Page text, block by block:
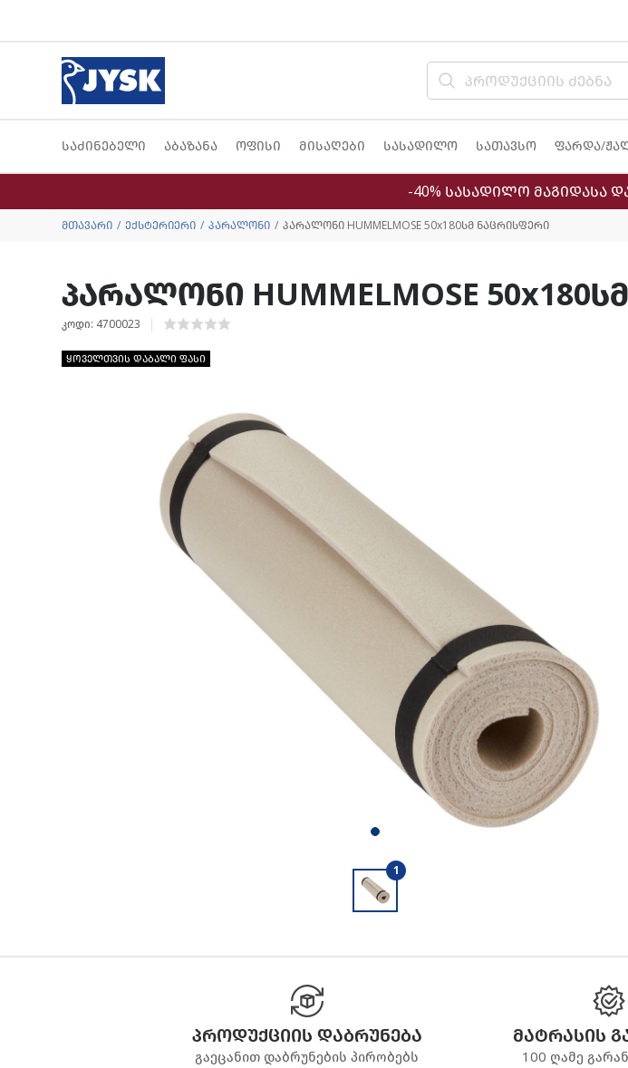
საძინებელი აბაზანა ოფისი მისაღები სასადილო სათავსო ფარდა/
-40% სასადილო მაგიდასა
მთავარი ექსტერიერი პარალონი პარალონი HUMMELMOSE 50x180სმ ნაცრისფერი
პარალონი HUMMELMOSE
კოდი: 4700023
ყოველთვის დაბალი ფასი
1
პროდუქციის დაბრუნება
გაეცანით დაბრუნების პირობებს
მატრასის
100 ღამე